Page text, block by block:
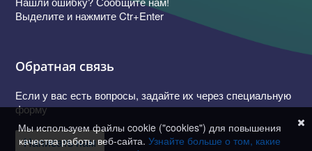
Выделите и нажмите Ctr+Enter
Обратная связь
Если у вас есть вопросы, задайте их через специальную
форму
Написать нам
Мы используем файлы cookie ("cookies") для повышения
качества работы веб-сайта. Узнайте больше о том, какие